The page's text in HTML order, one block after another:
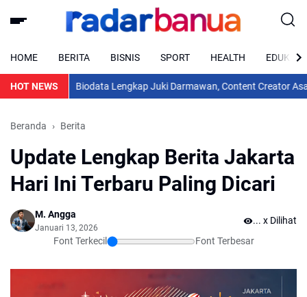
HOME BERITA BISNIS SPORT HEALTH EDUKASI
HOT NEWSBiodata Lengkap Juki Darmawan, Content Creator Asal
Beranda Berita
Update Lengkap Berita Jakarta
Hari Ini Terbaru Paling Dicari
M. Angga
Januari 13, 2026
Font Terkecil Font Terbesar
.. x Dilihat